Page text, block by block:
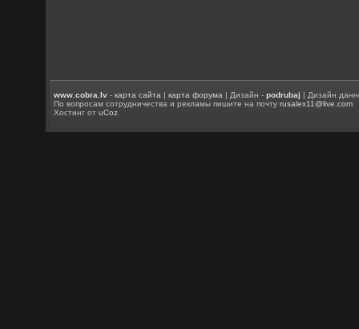
www.cobra.lv -карта сайта |карта форума | Дизайн -podrubaj | Дизайн
По вопросам сотрудничества и рекламы пишите на почтуrusalex11@live.com
Хостинг отuCoz